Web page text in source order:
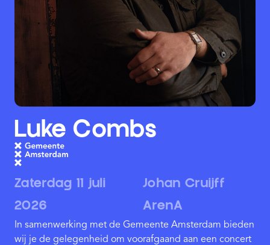
Luke Combs
Zaterdag 11 juli
2026
Johan Cruijff
ArenA
In samenwerking met de Gemeente Amsterdam bieden
wij je de gelegenheid om voorafgaand aan een concert